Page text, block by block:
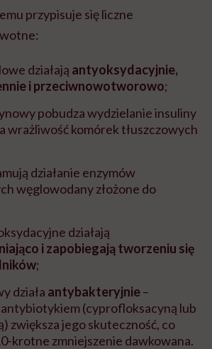
przypisuje się liczne
działają antyoksydacyjnie,
i przeciwnowotworowo;
pobudza wydzielanie insuliny
wrażliwość komórek tłuszczowych
działanie enzymów
węglowodany złożone do
działają
i zapobiegają tworzeniu się
;
działa antybakteryjnie–
(cyprofloksacyną lub
zwiększa jego skuteczność, co
krotne zmniejszenie dawkowana.